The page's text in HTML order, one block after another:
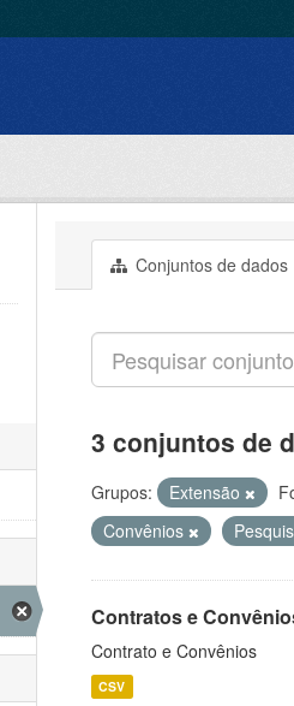
Conjuntos de dados
3 conjuntos de
Grupos: Extensão
Convênios
Contratos e
Contrato e Convênios
CSV